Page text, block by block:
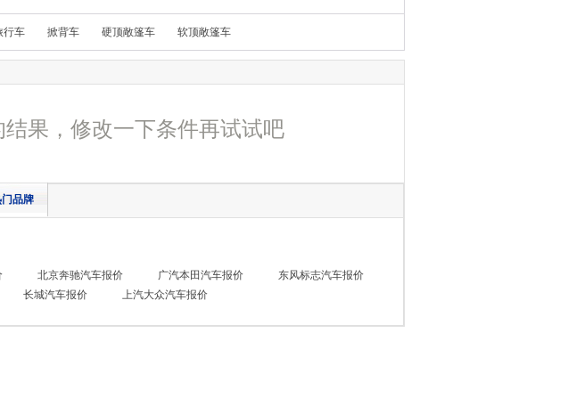
行车 掀背车 硬顶敞篷车 软顶敞篷车
果，修改一下条件再试试吧
品牌
北京奔驰汽车报价 广汽本田汽车报价
东风标志汽车报价
长城汽车报价 上汽大众汽车报价